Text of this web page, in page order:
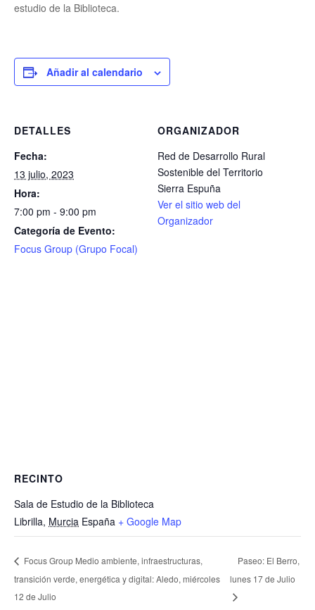
estudio de la Biblioteca.
Añadir al calendario
DETALLES
Fecha:
13 julio, 2023
Hora:
7:00 pm - 9:00 pm
Categoría de Evento:
Focus Group (Grupo Focal)
ORGANIZADOR
Red de Desarrollo Rural
Sostenible del Territorio
Sierra Espuña
Ver el sitio web del
Organizador
RECINTO
Sala de Estudio de la Biblioteca
Librilla, Murcia España + Google Map
Focus Group Medio ambiente, infraestructuras,
transición verde, energética y digital: Aledo, miércoles
12 de Julio
Paseo: El Berro,
lunes 17 de Julio